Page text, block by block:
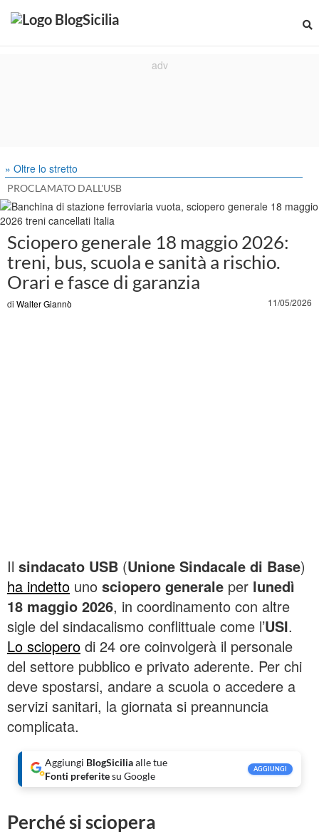
» Oltre lo stretto
PROCLAMATO DALL'USB
Sciopero generale 18 maggio 2026:
treni, bus, scuola e sanità a rischio.
Orari e fasce di garanzia
di Walter Giannò 11/05/2026
Il sindacato USB (Unione Sindacale di Base)
ha indetto uno sciopero generale per lunedì
18 maggio 2026, in coordinamento con altre
sigle del sindacalismo conflittuale come l’USI.
Lo sciopero di 24 ore coinvolgerà il personale
del settore pubblico e privato aderente. Per chi
deve spostarsi, andare a scuola o accedere a
servizi sanitari, la giornata si preannuncia
complicata.
Aggiungi BlogSiciliaalle tue
Fonti preferitesu Google
AGGIUNGI
Perché si sciopera